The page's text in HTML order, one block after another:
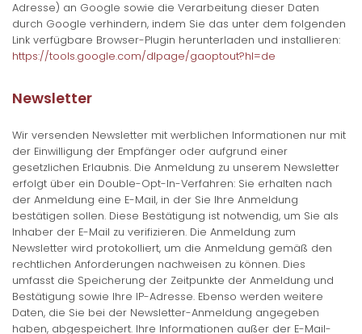
Adresse) an Google sowie die Verarbeitung dieser Daten
durch Google verhindern, indem Sie das unter dem folgenden
Link verfügbare Browser-Plugin herunterladen und installieren:
https://tools.google.com/dlpage/gaoptout?hl=de
Newsletter
Wir versenden Newsletter mit werblichen Informationen nur mit
der Einwilligung der Empfänger oder aufgrund einer
gesetzlichen Erlaubnis. Die Anmeldung zu unserem Newsletter
erfolgt über ein Double-Opt-In-Verfahren: Sie erhalten nach
der Anmeldung eine E-Mail, in der Sie Ihre Anmeldung
bestätigen sollen. Diese Bestätigung ist notwendig, um Sie als
Inhaber der E-Mail zu verifizieren. Die Anmeldung zum
Newsletter wird protokolliert, um die Anmeldung gemäß den
rechtlichen Anforderungen nachweisen zu können. Dies
umfasst die Speicherung der Zeitpunkte der Anmeldung und
Bestätigung sowie Ihre IP-Adresse. Ebenso werden weitere
Daten, die Sie bei der Newsletter-Anmeldung angegeben
haben, abgespeichert. Ihre Informationen außer der E-Mail-